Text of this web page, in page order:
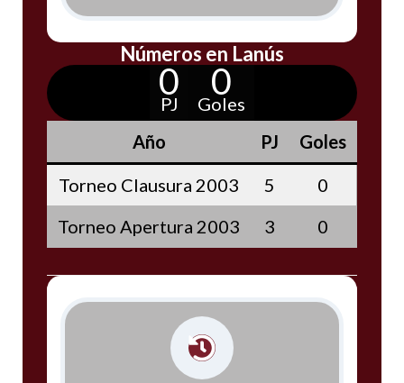
Números en Lanús
0
PJ
0
Goles
Año
PJ
Goles
Torneo Clausura 2003
5
0
Torneo Apertura 2003
3 0